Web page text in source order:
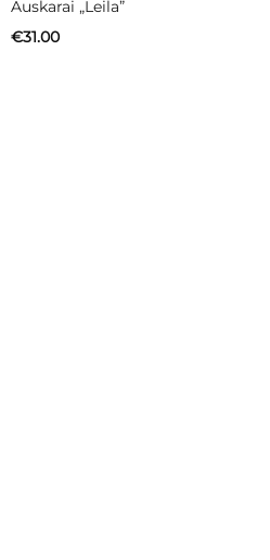
Auskarai „Leila”
€31.00